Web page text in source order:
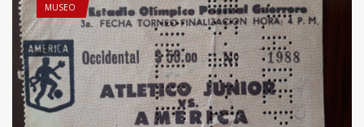
MUSEO